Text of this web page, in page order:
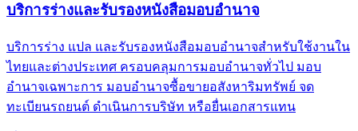
บริการร่างและรับรองหนังสือมอบอำนาจ
บริการร่าง แปล และรับรองหนังสือมอบอำนาจสำหรับใช้งานใน
ไทยและต่างประเทศ ครอบคลุมการมอบอำนาจทั่วไป มอบ
อำนาจเฉพาะการ มอบอำนาจซื้อขายอสังหาริมทรัพย์ จด
ทะเบียนรถยนต์ ดำเนินการบริษัท หรือยื่นเอกสารแทน